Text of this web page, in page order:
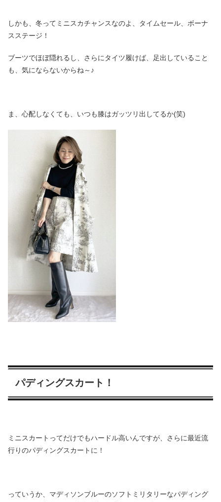
しかも、冬ってミニスカチャンスなのよ、タイムセール、ボーナ
スステージ！
ブーツでほぼ隠れるし、さらにタイツ履けば、足出していること
も、気にならないからね～♪
ま、心配しなくても、いつも膝はガッツリ出してるか(笑)
パディングスカート！
ミニスカートってだけでもハードル高いんですが、さらに最近流
行りのパディングスカートに！
っていうか、マディソンブルーのソフトミリタリーなパディング